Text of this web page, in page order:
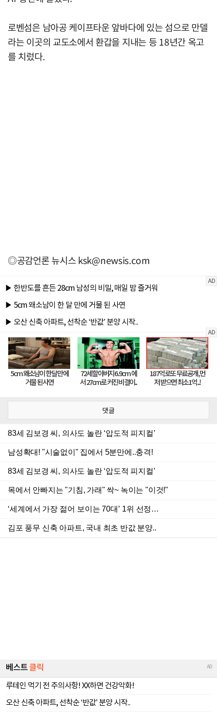
로벤섬은 남아공 케이프타운 앞바다에 있는 섬으로 만델
라는 이곳의 교도소에서 환갑을 지내는 등 18년간 옥고
를 치렀다.
◎공감언론 뉴시스ksk@newsis.com
댓글